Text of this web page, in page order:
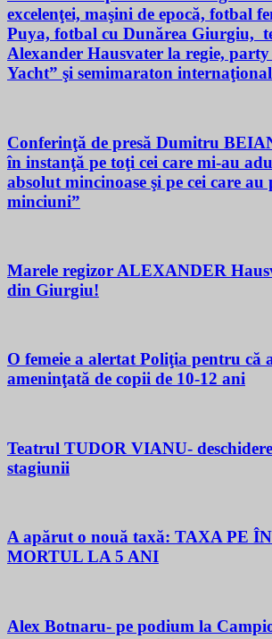
excelenţei, maşini de epocă, fotbal
Puya, fotbal cu Dunărea Giurgiu,
Alexander Hausvater la regie, party
Yacht” şi semimaraton internaţional
Conferinţă de presă Dumitru
în instanţă pe toţi cei care mi-au
absolut mincinoase şi pe cei care au
minciuni”
Marele regizor ALEXANDER
din Giurgiu!
O femeie a alertat Poliţia pentru că
ameninţată de copii de 10-12 ani
Teatrul TUDOR VIANU-
stagiunii
A apărut o nouă taxă: TAXA PE
MORTUL LA 5 ANI
Alex Botnaru- pe podium la